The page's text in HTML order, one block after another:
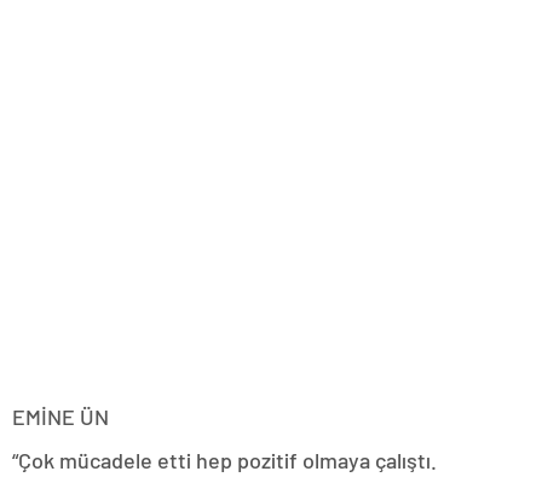
EMİNE ÜN
“Çok mücadele etti hep pozitif olmaya çalıştı.